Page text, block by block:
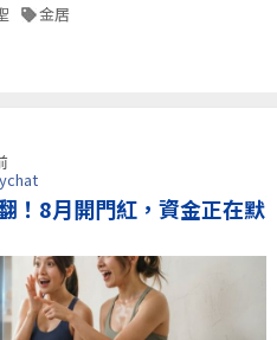
金居
！8月開門紅，資金正在默